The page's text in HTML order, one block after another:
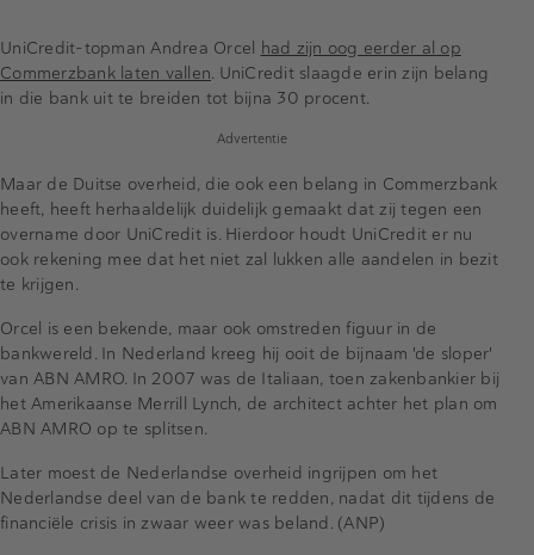
UniCredit-topman Andrea Orcel
had zijn oog eerder al op
Commerzbank laten vallen. UniCredit slaagde erin zijn belang
in die bank uit te breiden tot bijna 30 procent.
Advertentie
Maar de Duitse overheid, die ook een belang in Commerzbank
heeft, heeft herhaaldelijk duidelijk gemaakt dat zij tegen een
overname door UniCredit is. Hierdoor houdt UniCredit er nu
ook rekening mee dat het niet zal lukken alle aandelen in bezit
te krijgen.
Orcel is een bekende, maar ook omstreden figuur in de
bankwereld. In Nederland kreeg hij ooit de bijnaam 'de sloper'
van ABN AMRO. In 2007 was de Italiaan, toen zakenbankier bij
het Amerikaanse Merrill Lynch, de architect achter het plan om
ABN AMRO op te splitsen.
Later moest de Nederlandse overheid ingrijpen om het
Nederlandse deel van de bank te redden, nadat dit tijdens de
financiële crisis in zwaar weer was beland. (ANP)